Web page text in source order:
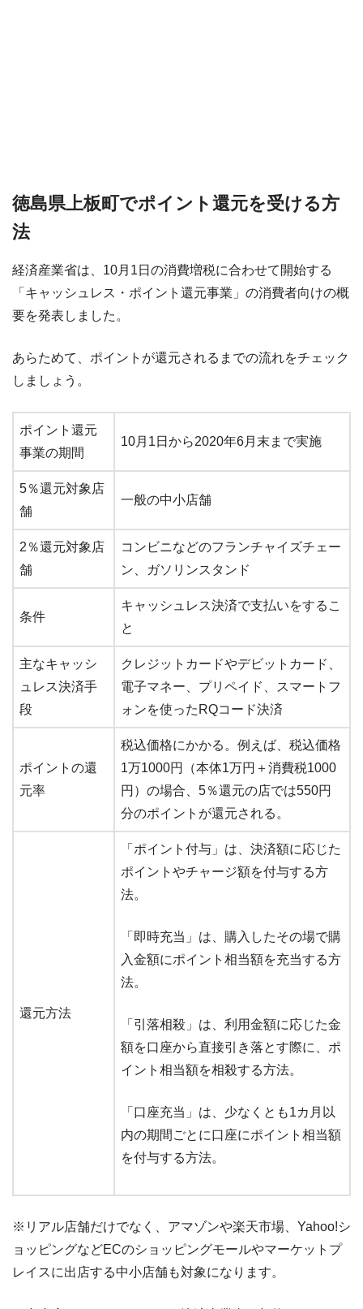
徳島県上板町でポイント還元を受ける方
法
経済産業省は、10月1日の消費増税に合わせて開始する
「キャッシュレス・ポイント還元事業」の消費者向けの概
要を発表しました。
あらためて、ポイントが還元されるまでの流れをチェック
しましょう。
ポイント還元
事業の期間
10月1日から2020年6月末まで実施
5％還元対象店
舗
一般の中小店舗
2％還元対象店
舗
コンビニなどのフランチャイズチェー
ン、ガソリンスタンド
条件
キャッシュレス決済で支払いをするこ
と
主なキャッシ
ュレス決済手
段
クレジットカードやデビットカード、
電子マネー、プリペイド、スマートフ
ォンを使ったRQコード決済
ポイントの還
元率
税込価格にかかる。例えば、税込価格
1万1000円（本体1万円＋消費税1000
円）の場合、5％還元の店では550円
分のポイントが還元される。
還元方法
「ポイント付与」は、決済額に応じた
ポイントやチャージ額を付与する方
法。
「即時充当」は、購入したその場で購
入金額にポイント相当額を充当する方
法。
「引落相殺」は、利用金額に応じた金
額を口座から直接引き落とす際に、ポ
イント相当額を相殺する方法。
「口座充当」は、少なくとも1カ月以
内の期間ごとに口座にポイント相当額
を付与する方法。
※リアル店舗だけでなく、アマゾンや楽天市場、Yahoo!シ
ョッピングなどECのショッピングモールやマーケットプ
レイスに出店する中小店舗も対象になります。